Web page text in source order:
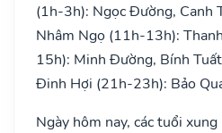
(1h-3h): Ngọc Đường, Canh
Nhâm Ngọ (11h-13h):
15h): Minh Đường, Bính
Đinh Hợi (21h-23h): Bảo
Ngày hôm nay, các tuổi xung